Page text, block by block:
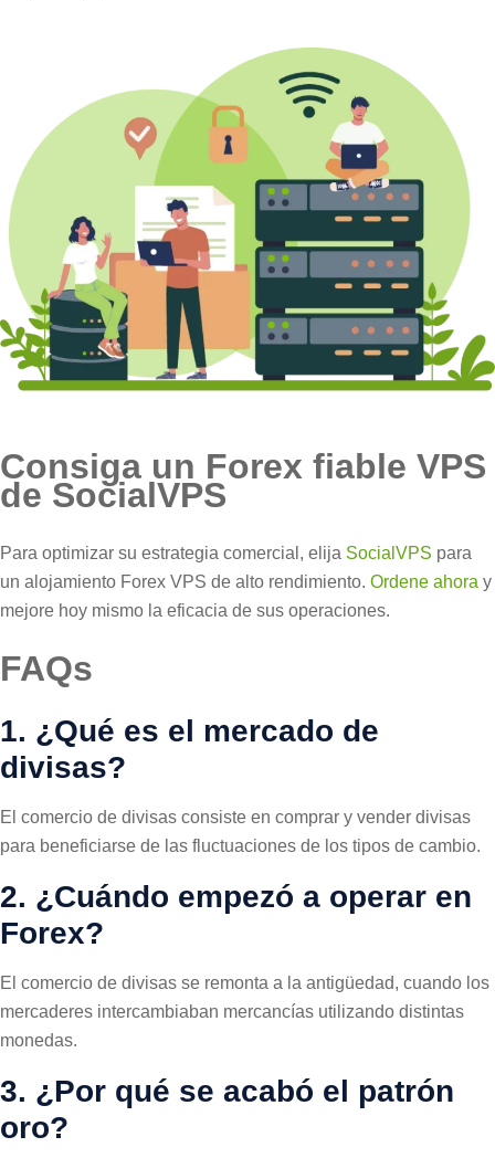
Consiga un Forex fiable VPS
de SocialVPS
Para optimizar su estrategia comercial, elija SocialVPS para
un alojamiento Forex VPS de alto rendimiento. Ordene ahora y
mejore hoy mismo la eficacia de sus operaciones.
FAQs
1. ¿Qué es el mercado de
divisas?
El comercio de divisas consiste en comprar y vender divisas
para beneficiarse de las fluctuaciones de los tipos de cambio.
2. ¿Cuándo empezó a operar en
Forex?
El comercio de divisas se remonta a la antigüedad, cuando los
mercaderes intercambiaban mercancías utilizando distintas
monedas.
3. ¿Por qué se acabó el patrón
oro?